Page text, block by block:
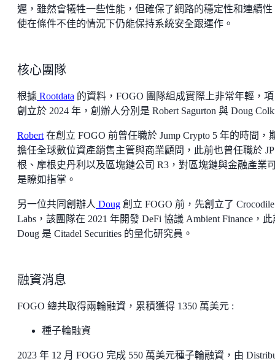
遲，雖然會犧牲一些性能，但確保了網路的穩定性和連續性
使在條件不佳的情況下仍能保持系統安全跟運作。
核心團隊
根據 Rootdata 的資料，FOGO 團隊組成實際上非常年輕，
創立於 2024 年，創辦人分別是 Robert Sagurton 與 Doug
Robert 在創立 FOGO 前曾任職於 Jump Crypto 5 年的時間，
擔任全球數位資產銷售主管與商業顧問，此前也曾任職於
根、摩根史丹利以及區塊鏈公司 R3，對區塊鏈與金融產業
是瞭如指掌。
另一位共同創辦人 Doug 創立 FOGO 前，先創立了 Crocodile
Labs，該團隊在 2021 年開發 DeFi 協議 Ambient Finance，此
Doug 是 Citadel Securities 的量化研究員。
融資消息
FOGO 總共取得兩輪融資，累積獲得 1350 萬美元 :
種子輪融資
2023 年 12 月 FOGO 完成 550 萬美元種子輪融資，由